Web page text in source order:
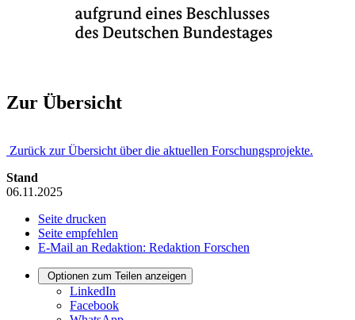
Zur Übersicht
Zurück zur Übersicht über die aktuellen Forschungsprojekte.
Stand
06.11.2025
Seite drucken
Seite empfehlen
E-Mail an Redaktion: Redaktion Forschen
Optionen zum Teilen anzeigen
LinkedIn
Facebook